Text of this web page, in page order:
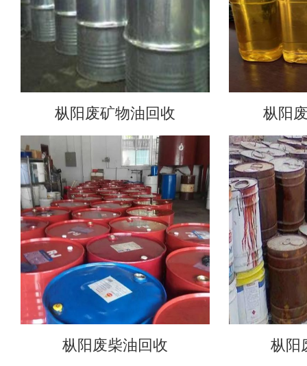
枞阳废矿物油回收 枞阳
枞阳废柴油回收 枞阳